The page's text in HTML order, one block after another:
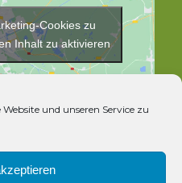
und unseren Service zu
Cookies zu
Inhalt zu aktivieren